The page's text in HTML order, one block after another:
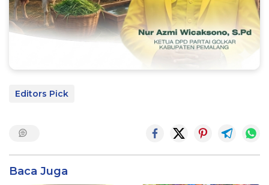
Editors Pick
Baca Juga